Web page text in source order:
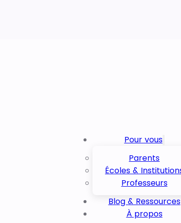
Pour vous
Parents
Écoles &
Professeurs
Blog & Ressources
À propos